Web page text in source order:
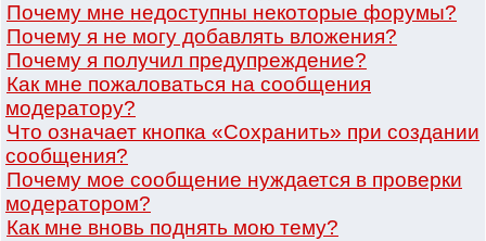
Почему мне недоступны некоторые форумы?
Почему я не могу добавлять вложения?
Почему я получил предупреждение?
Как мне пожаловаться на сообщения
модератору?
Что означает кнопка «Сохранить» при создании
сообщения?
Почему мое сообщение нуждается в проверки
модератором?
Как мне вновь поднять мою тему?